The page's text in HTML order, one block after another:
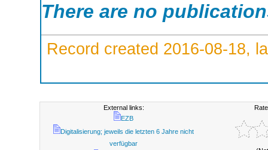
There are no
Record created 2016-08-18,
External links:
EZB
Digitalisierung; jeweils die letzten 6 Jahre nicht
verfügbar